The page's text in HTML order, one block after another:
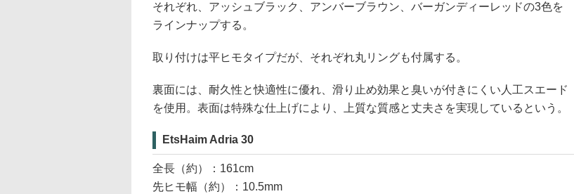
それぞれ、アッシュブラック、アンバーブラウン、バーガンディーレッドの3色を
ラインナップする。
取り付けは平ヒモタイプだが、それぞれ丸リングも付属する。
裏面には、耐久性と快適性に優れ、滑り止め効果と臭いが付きにくい人工スエード
を使用。表面は特殊な仕上げにより、上質な質感と丈夫さを実現しているという。
EtsHaim Adria 30
全長（約）：161cm
先ヒモ幅（約）：10.5mm